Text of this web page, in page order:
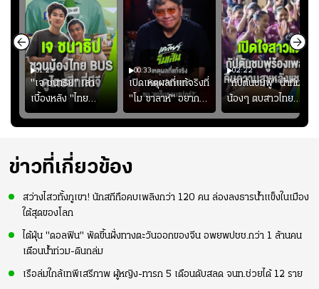
01:23
"เจ ชนาธิป" เล่า
เบื้องหลัง "ไทย
BUS" บังเอิญเจอขอ
ถ่ายรูปที่ฟู้ดแลนด์
00:33
เปิดเหตุผลที่แท้จริงที่
"โม ซาลาห์" อยาก
ย้ายซบ "แทร็บซอนส
ปอร์"
02:22
"กัปตันชมพู่" นำทีม
น้องๆ ตบสาวไทย
ปล่อยจอย โชว์ลูกคอ
สเต็ปเต้น "เปิดใจ
ข่าวที่เกี่ยวข้อง
สว่างไสวทั้งภูเขา! นักสกีถือคบเพลิงกว่า 120 คน ล่องลงธารน้ำแข็งในเมือง
ใต้สุดของโลก
ไต้ฝุ่น "ดอลฟิน" พัดขึ้นฝั่งทางตะวันออกของจีน อพยพปชช.กว่า 1 ล้านคน
เตือนน้ำท่วม-ดินถล่ม
เรือล่มใกล้เทพีเสรีภาพ ผู้หญิง-ทารก 5 เดือนดับสลด จนท.ช่วยได้ 12 ราย